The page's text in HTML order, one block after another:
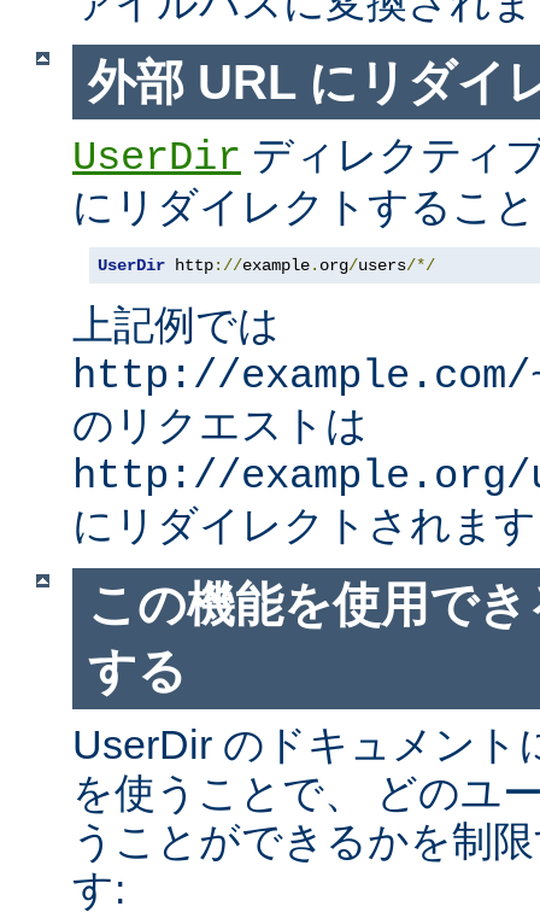
外部 URL にリダイ
UserDir ディレクティ
にリダイレクトするこ
UserDir http://example. org/users/*/
上記例では
http://example.com/
のリクエストは
http://example.org/
にリダイレクトされま
この機能を使用で
する
UserDir のドキュメント
を使うことで、 どのユ
うことができるかを制
す: